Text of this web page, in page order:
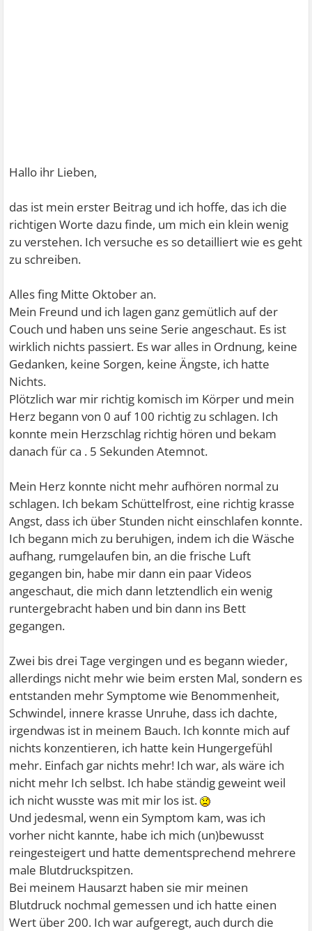
Hallo ihr Lieben,
das ist mein erster Beitrag und ich hoffe, das ich die
richtigen Worte dazu finde, um mich ein klein wenig
zu verstehen. Ich versuche es so detailliert wie es geht
zu schreiben.
Alles fing Mitte Oktober an.
Mein Freund und ich lagen ganz gemütlich auf der
Couch und haben uns seine Serie angeschaut. Es ist
wirklich nichts passiert. Es war alles in Ordnung, keine
Gedanken, keine Sorgen, keine Ängste, ich hatte
Nichts.
Plötzlich war mir richtig komisch im Körper und mein
Herz begann von 0 auf 100 richtig zu schlagen. Ich
konnte mein Herzschlag richtig hören und bekam
danach für ca . 5 Sekunden Atemnot.
Mein Herz konnte nicht mehr aufhören normal zu
schlagen. Ich bekam Schüttelfrost, eine richtig krasse
Angst, dass ich über Stunden nicht einschlafen konnte.
Ich begann mich zu beruhigen, indem ich die Wäsche
aufhang, rumgelaufen bin, an die frische Luft
gegangen bin, habe mir dann ein paar Videos
angeschaut, die mich dann letztendlich ein wenig
runtergebracht haben und bin dann ins Bett
gegangen.
Zwei bis drei Tage vergingen und es begann wieder,
allerdings nicht mehr wie beim ersten Mal, sondern es
entstanden mehr Symptome wie Benommenheit,
Schwindel, innere krasse Unruhe, dass ich dachte,
irgendwas ist in meinem Bauch. Ich konnte mich auf
nichts konzentieren, ich hatte kein Hungergefühl
mehr. Einfach gar nichts mehr! Ich war, als wäre ich
nicht mehr Ich selbst. Ich habe ständig geweint weil
ich nicht wusste was mit mir los ist.
Und jedesmal, wenn ein Symptom kam, was ich
vorher nicht kannte, habe ich mich (un)bewusst
reingesteigert und hatte dementsprechend mehrere
male Blutdruckspitzen.
Bei meinem Hausarzt haben sie mir meinen
Blutdruck nochmal gemessen und ich hatte einen
Wert über 200. Ich war aufgeregt, auch durch die